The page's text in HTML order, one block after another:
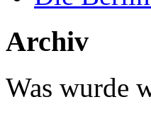
Archiv
Was wurde